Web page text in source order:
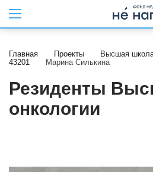
Главная Проекты Высшая
43201
Марина Силькина
Резиденты
онкологии